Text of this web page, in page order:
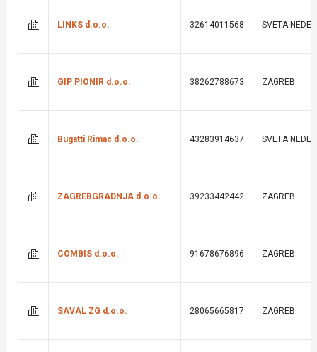
LINKS d.o.o. 32614011568 SVETA
GIP PIONIR d.o.o. 38262788673 ZAGREB
Bugatti Rimac d.o.o. 43283914637 SVETA
ZAGREBGRADNJA d.o.o. 39233442442 ZAGREB
COMBIS d.o.o. 91678676896 ZAGREB
SAVAL ZG d.o.o. 28065665817 ZAGREB